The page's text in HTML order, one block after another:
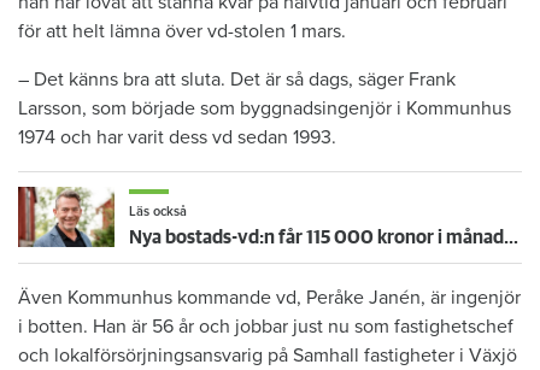
för att helt lämna över vd-stolen 1 mars.
– Det känns bra att sluta. Det är så dags, säger Frank
Larsson, som började som byggnadsingenjör i Kommunhus
1974 och har varit dess vd sedan 1993.
Läs också
Nya bostads-vd:n får 115 000 kronor i månadslön – 45 000 mer än företrädaren
Även Kommunhus kommande vd, Peråke Janén, är ingenjör
i botten. Han är 56 år och jobbar just nu som fastighetschef
och lokalförsörjningsansvarig på Samhall fastigheter i Växjö